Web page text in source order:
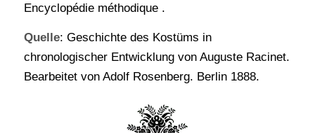
Encyclopédie méthodique .
Quelle: Geschichte des Kostüms in
chronologischer Entwicklung von Auguste Racinet.
Bearbeitet von Adolf Rosenberg. Berlin 1888.